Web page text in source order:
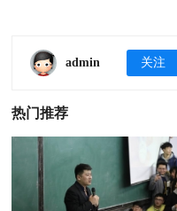
admin 关注
热门推荐